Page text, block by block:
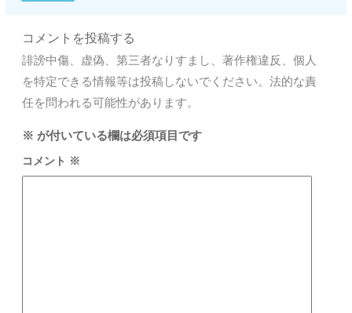
コメントを投稿する
誹謗中傷、虚偽、第三者なりすまし、著作権違反、個人
を特定できる情報等は投稿しないでください。法的な責
任を問われる可能性があります。
※ が付いている欄は必須項目です
コメント ※